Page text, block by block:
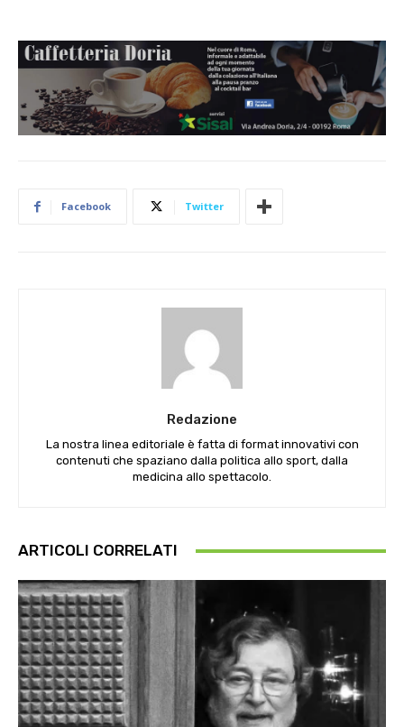
Facebook Twitter
Redazione
La nostra linea editoriale è fatta di format innovativi con
contenuti che spaziano dalla politica allo sport, dalla
medicina allo spettacolo.
ARTICOLI CORRELATI